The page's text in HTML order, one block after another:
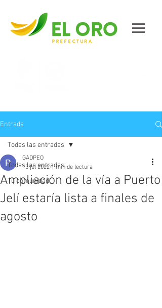
Entrada
Todas las entradas
Tu comunidad
Todas las entradas
Ampliación de la vía a Puerto
Jelí estaría lista a finales de
agosto
GADPEO
13 jul 2022 1 min de lectura